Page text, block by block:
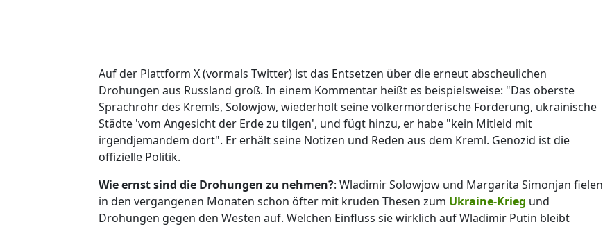
Auf der Plattform X (vormals Twitter) ist das Entsetzen über die erneut abscheulichen
Drohungen aus Russland groß. In einem Kommentar heißt es beispielsweise: "Das oberste
Sprachrohr des Kremls, Solowjow, wiederholt seine völkermörderische Forderung, ukrainische
Städte 'vom Angesicht der Erde zu tilgen', und fügt hinzu, er habe "kein Mitleid mit
irgendjemandem dort". Er erhält seine Notizen und Reden aus dem Kreml. Genozid ist die
offizielle Politik.
Wie ernst sind die Drohungen zu nehmen?: Wladimir Solowjow und Margarita Simonjan fielen
in den vergangenen Monaten schon öfter mit kruden Thesen zum Ukraine-Krieg und
Drohungen gegen den Westen auf. Welchen Einfluss sie wirklich auf Wladimir Putin bleibt